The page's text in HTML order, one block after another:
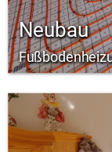
Neubau